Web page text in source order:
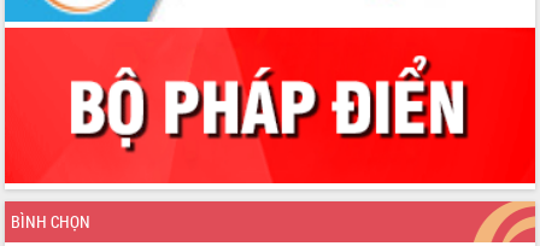
BÌNH CHỌN